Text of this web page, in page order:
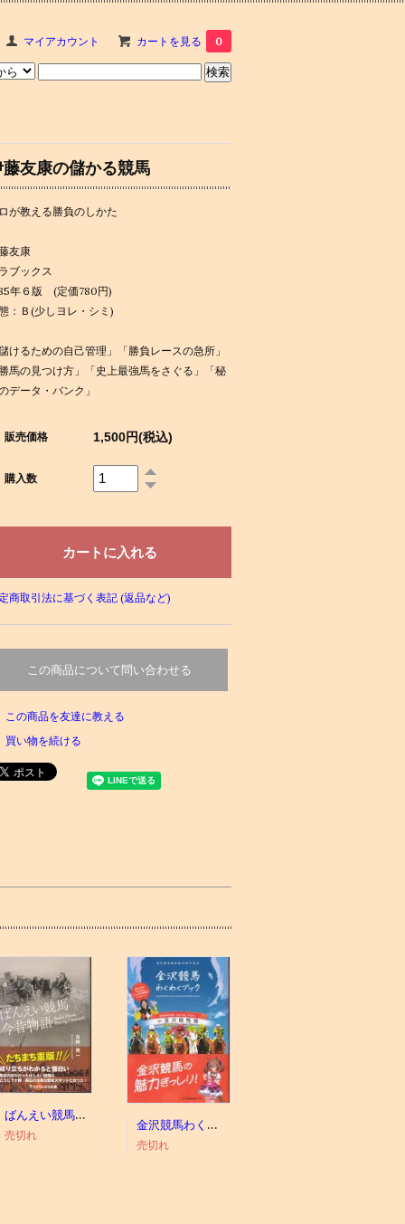
マイアカウント カートを見る 0
友康の儲かる競馬
が教える勝負のしかた
友康
ブックス
年６版 (定価780円)
：Ｂ(少しヨレ・シミ)
けるための自己管理」「勝負レースの急所」
馬の見つけ方」「史上最強馬をさぐる」「秘
データ・バンク」
販売価格 1,500円(税込)
購入数
商取引法に基づく表記 (返品など)
この商品について問い合わせる
この商品を友達に教える
買い物を続ける
ばんえい競馬今昔物語
売切れ
金沢競馬わくわくブック
売切れ